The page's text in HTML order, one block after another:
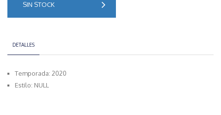
SIN STOCK
DETALLES
Temporada: 2020
Estilo: NULL